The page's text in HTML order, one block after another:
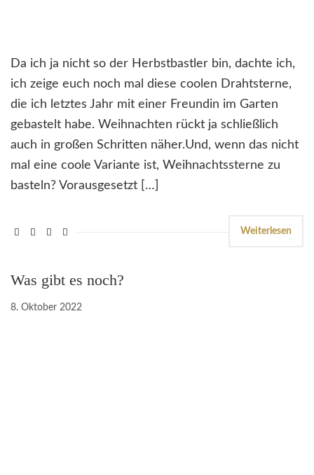
Da ich ja nicht so der Herbstbastler bin, dachte ich,
ich zeige euch noch mal diese coolen Drahtsterne,
die ich letztes Jahr mit einer Freundin im Garten
gebastelt habe. Weihnachten rückt ja schließlich
auch in großen Schritten näher.Und, wenn das nicht
mal eine coole Variante ist, Weihnachtssterne zu
basteln? Vorausgesetzt […]
Weiterlesen
Was gibt es noch?
8. Oktober 2022